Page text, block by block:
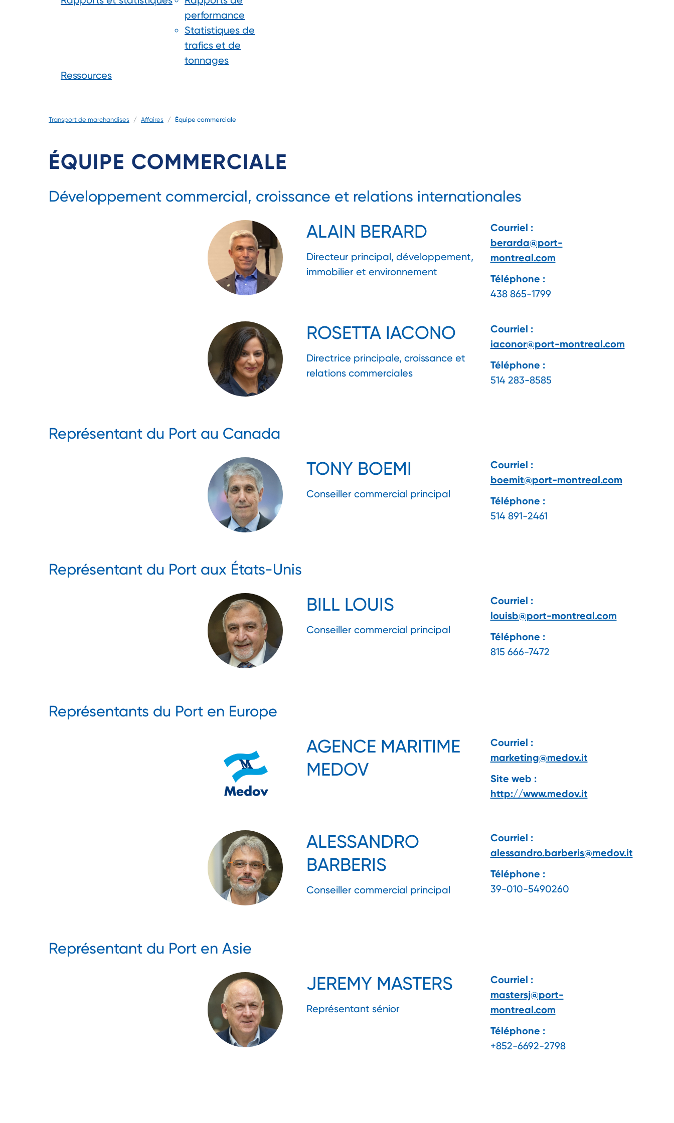
performance
Statistiques de
trafics et de
tonnages
Ressources
Transport de marchandises Affaires Équipe commerciale
ÉQUIPE COMMERCIALE
Développement commercial, croissance et relations internationales
ALAIN BERARD
Directeur principal, développement,
immobilier et environnement
Courriel :
berarda@port-
montreal.com
Téléphone :
438 865-1799
ROSETTA IACONO
Directrice principale, croissance et
relations commerciales
Courriel :
iaconor@port-montreal.com
Téléphone :
514 283-8585
Représentant du Port au Canada
TONY BOEMI
Conseiller commercial principal
Courriel :
boemit@port-montreal.com
Téléphone :
514 891-2461
Représentant du Port aux États-Unis
BILL LOUIS
Conseiller commercial principal
Courriel :
louisb@port-montreal.com
Téléphone :
815 666-7472
Représentants du Port en Europe
AGENCE MARITIME
MEDOV
Courriel :
marketing@medov.it
Site web :
http://www.medov.it
ALESSANDRO
BARBERIS
Conseiller commercial principal
Courriel :
alessandro.barberis@medov.it
Téléphone :
39-010-5490260
Représentant du Port en Asie
JEREMY MASTERS
Représentant sénior
Courriel :
mastersj@port-
montreal.com
Téléphone :
+852-6692-2798